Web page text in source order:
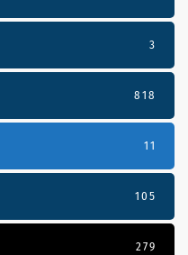
3
818
11
105
279